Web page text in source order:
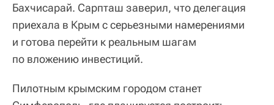
Бахчисарай. Сарпташ заверил, что делегация
приехала в Крым с серьезными намерениями
и готова перейти к реальным шагам
по вложению инвестиций.
Пилотным крымским городом станет